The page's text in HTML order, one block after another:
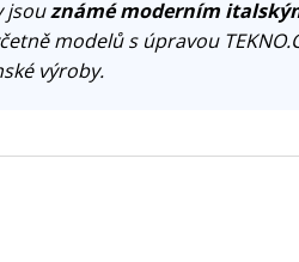
jsouznámé moderním
modelů s úpravou
výroby.